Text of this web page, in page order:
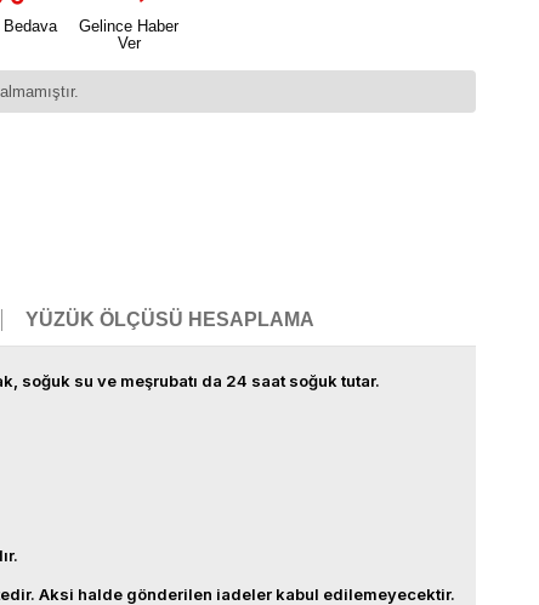
Bedava
Gelince Haber
Ver
YÜZÜK ÖLÇÜSÜ HESAPLAMA
soğuk su ve meşrubatı da 24 saat soğuk tutar.
Aksi halde gönderilen iadeler kabul edilemeyecektir.